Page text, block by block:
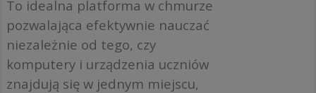
To idealna platforma w chmurze
pozwalająca efektywnie nauczać
niezależnie od tego, czy
komputery i urządzenia uczniów
znajdują się w jednym miejscu,